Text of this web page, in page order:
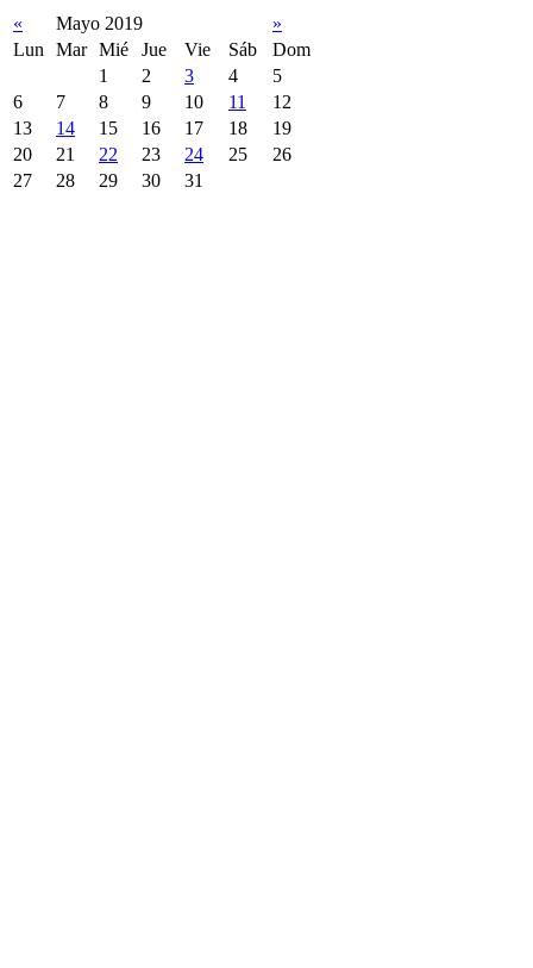
« Mayo 2019
»
Lun
Mar Mié Jue Vie Sáb
Dom
1
2 3 4
5
6
7 8 9 10 11
12
13
14 15 16 17 18
19
20
21 22 23 24 25
26
27
28 29 30 31